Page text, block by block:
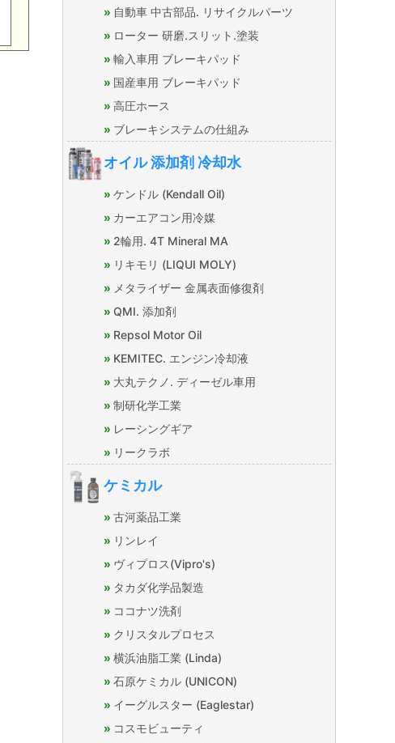
自動車 中古部品. リサイクルパーツ
ローター 研磨.スリット.塗装
輸入車用 ブレーキパッド
国産車用 ブレーキパッド
高圧ホース
ブレーキシステムの仕組み
オイル 添加剤 冷却水
ケンドル (Kendall Oil)
カーエアコン用冷媒
2輪用. 4T Mineral MA
リキモリ (LIQUI MOLY)
メタライザー 金属表面修復剤
QMI. 添加剤
Repsol Motor Oil
KEMITEC. エンジン冷却液
大丸テクノ. ディーゼル車用
制研化学工業
レーシングギア
リークラボ
ケミカル
古河薬品工業
リンレイ
ヴィプロス(Vipro's)
タカダ化学品製造
ココナツ洗剤
クリスタルプロセス
横浜油脂工業 (Linda)
石原ケミカル (UNICON)
イーグルスター (Eaglestar)
コスモビューティ